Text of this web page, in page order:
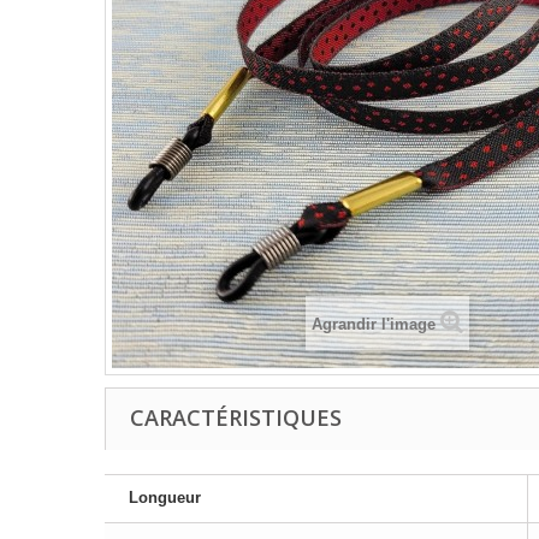
Agrandir l'image
CARACTÉRISTIQUES
Longueur